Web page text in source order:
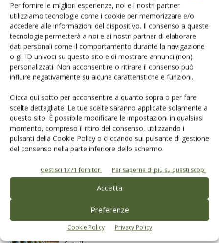
Per fornire le migliori esperienze, noi e i nostri partner
utilizziamo tecnologie come i cookie per memorizzare e/o
accedere alle informazioni del dispositivo. Il consenso a queste
tecnologie permetterà a noi e ai nostri partner di elaborare
dati personali come il comportamento durante la navigazione
o gli ID univoci su questo sito e di mostrare annunci (non)
personalizzati. Non acconsentire o ritirare il consenso può
influire negativamente su alcune caratteristiche e funzioni.
Clicca qui sotto per acconsentire a quanto sopra o per fare
scelte dettagliate. Le tue scelte saranno applicate solamente a
questo sito. È possibile modificare le impostazioni in qualsiasi
momento, compreso il ritiro del consenso, utilizzando i
pulsanti della Cookie Policy o cliccando sul pulsante di gestione
del consenso nella parte inferiore dello schermo.
Gestisci 1771 fornitori Per saperne di più su questi scopi
Accetta
Preferenze
Cookie Policy Privacy Policy
Leggi l’articolo pubblicato suOlivo e Olion.
3/2019
Dall’edicola digitalealperché abbonarsi
TAG dati di mercato
mercato olivicolo
olio extravergine di oliva italiano
Facebook Twitter
Mercato dell’evo, equilibrio ancora